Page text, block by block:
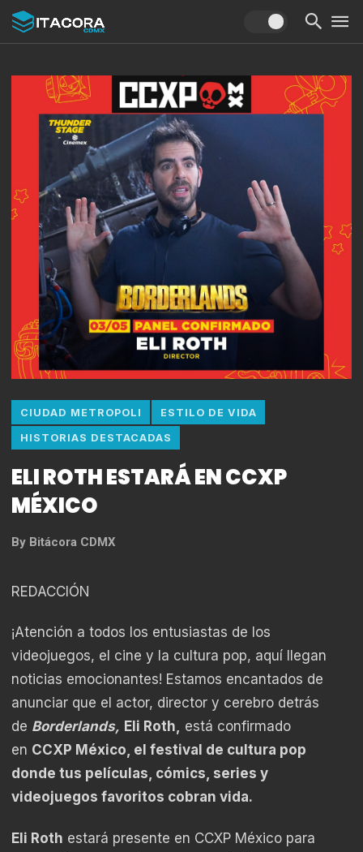
CIUDAD METROPOLI ESTILO DE VIDA
HISTORIAS DESTACADAS
ELI ROTH ESTARÁ EN CCXP
MÉXICO
By Bitácora CDMX
REDACCIÓN
¡Atención a todos los entusiastas de los
videojuegos, el cine y la cultura pop, aquí llegan
noticias emocionantes! Estamos encantados de
anunciar que el actor, director y cerebro detrás
de Borderlands, Eli Roth, está confirmado
en CCXP México, el festival de cultura pop
donde tus películas, cómics, series y
videojuegos favoritos cobran vida.
Eli Roth estará presente en CCXP México para